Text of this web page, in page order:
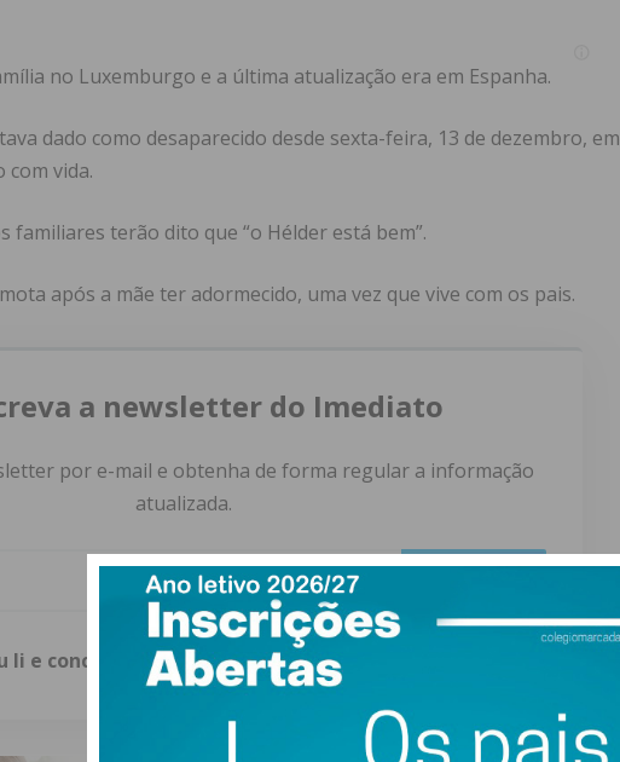
no Luxemburgo e a última atualização era em Espanha.
dado como desaparecido desde sexta-feira, 13 de dezembro, em
com vida.
familiares terão dito que “o Hélder está bem”.
após a mãe ter adormecido, uma vez que vive com os pais.
a newsletter do Imediato
por e-mail e obtenha de forma regular a informação
atualizada.
li e concordo com ostermos e condições